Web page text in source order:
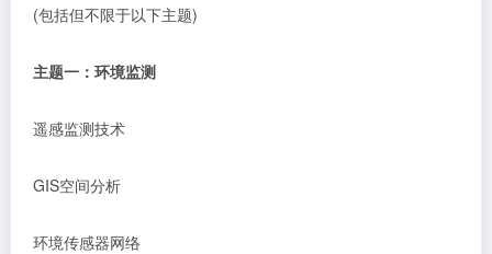
(包括但不限于以下主题)
主题一：环境监测
遥感监测技术
GIS空间分析
环境传感器网络